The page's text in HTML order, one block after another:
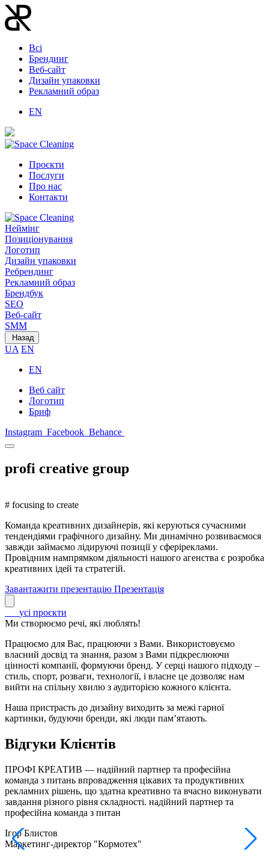
Всі
Брендинг
Веб-сайт
Дизайн упаковки
Рекламний образ
EN
Проєкти
Послуги
Про нас
Контакти
Неймінг
Позиціонування
Логотип
Дизайн упаковки
Ребрендинг
Рекламний образ
Брендбук
SEO
Веб-сайт
SMM
Назад
UA EN
EN
Веб сайт
Логотип
Бриф
Instagram Facebook Behance
profi creative group
# focusing to create
Команда креативних дизайнерів, які керуються сучасними
тендендіями графічного дизайну. Ми динамічно розвиваємося
завжди займаємо лідируючі позиції у сферіреклами.
Провідним нампрямком діяльності нашого агенства є розробка
креативних ідей та стратегій.
Завантажити презентацію Презентація
усі проєкти
Ми створюємо речі, які люблять!
Працюємо для Вас, працюючи з Вами. Використовуємо
власний досвід та знання, разом з Вами підкреслюючи
цінності компанії, формуючи бренд. У серці нашого підходу –
стиль, спорт, розваги, технології, і власне це дозволяє нам
вийти на спільну хвилю з аудиторією кожного клієнта.
Наша пристрасть до дизайну виходить за межі гарної
картинки, будуючи бренди, які люди пам’ятають.
Відгуки Клієнтів
ПРОФІ КРЕАТИВ — надійний партнер та професійна
команда з питань впровадження цікавих та продуктивних
рекламних рішень, що здатна креативно та вчасно виконувати
завдання різного рівня складності. надійний партнер та
професійна команда з питан
Ігор Блистов
Маркетинг-директор "Кормотех"